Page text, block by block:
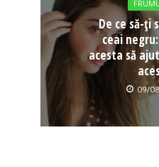
De ce să-ți
ceai
acesta să
09/